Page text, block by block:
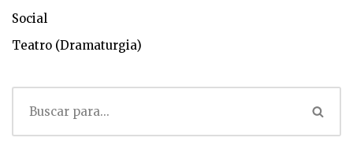
Social
Teatro (Dramaturgia)